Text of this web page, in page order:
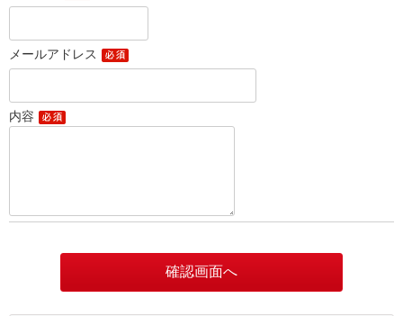
メールアドレス
内容